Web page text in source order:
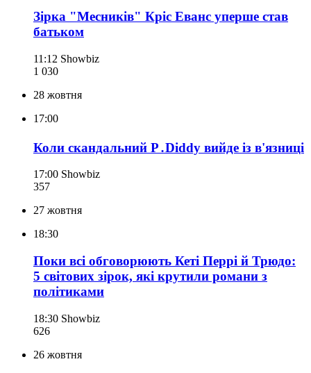
Зірка "Месників" Кріс Еванс уперше став
батьком
11:12 Showbiz
1 030
28 жовтня
17:00
Коли скандальний P․Diddy вийде із в'язниці
17:00 Showbiz
357
27 жовтня
18:30
Поки всі обговорюють Кеті Перрі й Трюдо:
5 світових зірок, які крутили романи з
політиками
18:30 Showbiz
626
26 жовтня